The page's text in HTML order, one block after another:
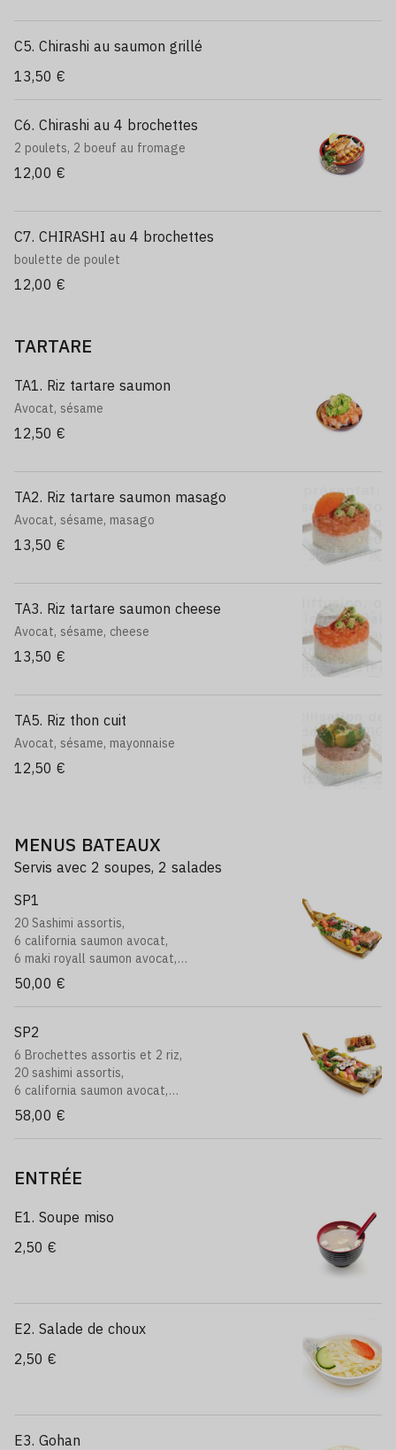
C5. Chirashi au saumon grillé
13,50 €
C6. Chirashi au 4 brochettes
2 poulets, 2 boeuf au fromage
12,00 €
C7. CHIRASHI au 4 brochettes
boulette de poulet
12,00 €
TARTARE
TA1. Riz tartare saumon
Avocat, sésame
12,50 €
TA2. Riz tartare saumon masago
Avocat, sésame, masago
13,50 €
TA3. Riz tartare saumon cheese
Avocat, sésame, cheese
13,50 €
TA5. Riz thon cuit
Avocat, sésame, mayonnaise
12,50 €
MENUS BATEAUX
Servis avec 2 soupes, 2 salades
SP1
20 Sashimi assortis,
6 california saumon avocat,
6 maki royall saumon avocat,
8 sushi assortis, 6 maki saumon
50,00 €
SP2
6 Brochettes assortis et 2 riz,
20 sashimi assortis,
6 california saumon avocat,
12 sushi assortis, 6 maki saumon
58,00 €
ENTRÉE
E1. Soupe miso
2,50 €
E2. Salade de choux
2,50 €
E3. Gohan